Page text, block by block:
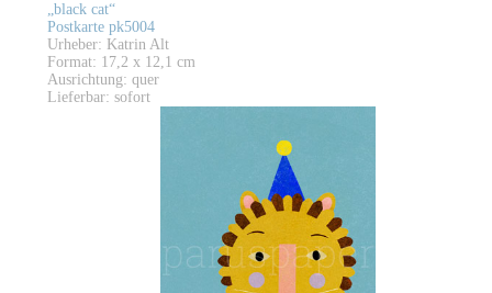
„black cat“
Postkarte pk5004
Urheber: Katrin Alt
Format: 17,2 x 12,1 cm
Ausrichtung: quer
Lieferbar: sofort